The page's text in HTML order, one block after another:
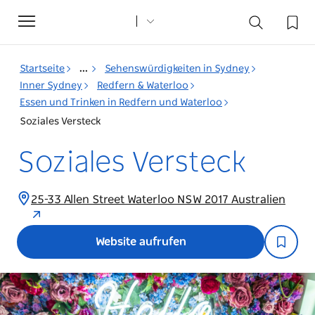
Toggle
navigation
Startseite ...
Sehenswürdigkeiten in Sydney
Inner Sydney
Redfern & Waterloo
Essen und Trinken in Redfern und Waterloo
Soziales Versteck
Soziales Versteck
25-33 Allen Street Waterloo NSW 2017 Australien
Website aufrufen